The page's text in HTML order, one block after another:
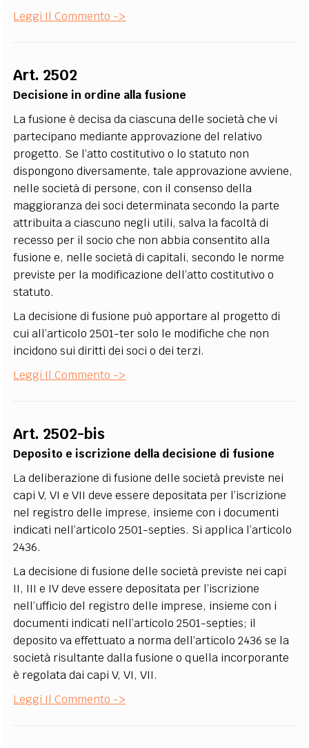
Leggi Il Commento ->
Art. 2502
Decisione in ordine alla fusione
La fusione è decisa da ciascuna delle società che vi
partecipano mediante approvazione del relativo
progetto. Se l’atto costitutivo o lo statuto non
dispongono diversamente, tale approvazione avviene,
nelle società di persone, con il consenso della
maggioranza dei soci determinata secondo la parte
attribuita a ciascuno negli utili, salva la facoltà di
recesso per il socio che non abbia consentito alla
fusione e, nelle società di capitali, secondo le norme
previste per la modificazione dell’atto costitutivo o
statuto.
La decisione di fusione può apportare al progetto di
cui all’articolo 2501-ter solo le modifiche che non
incidono sui diritti dei soci o dei terzi.
Leggi Il Commento ->
Art. 2502-bis
Deposito e iscrizione della decisione di fusione
La deliberazione di fusione delle società previste nei
capi V, VI e VII deve essere depositata per l’iscrizione
nel registro delle imprese, insieme con i documenti
indicati nell’articolo 2501-septies. Si applica l’articolo
2436.
La decisione di fusione delle società previste nei capi
II, III e IV deve essere depositata per l’iscrizione
nell’ufficio del registro delle imprese, insieme con i
documenti indicati nell’articolo 2501-septies; il
deposito va effettuato a norma dell’articolo 2436 se la
società risultante dalla fusione o quella incorporante
è regolata dai capi V, VI, VII.
Leggi Il Commento ->